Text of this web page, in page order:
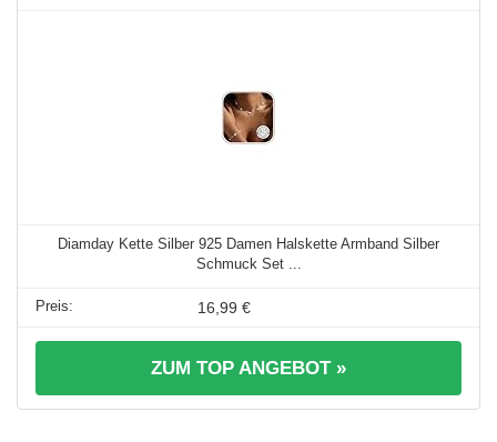
Diamday Kette Silber 925 Damen Halskette Armband Silber
Schmuck Set ...
16,99 €
ZUM TOP ANGEBOT »